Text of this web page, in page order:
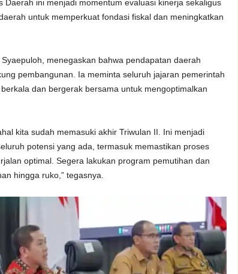
ini menjadi momentum evaluasi kinerja sekaligus
untuk memperkuat fondasi fiskal dan meningkatkan
, menegaskan bahwa pendapatan daerah
pembangunan. Ia meminta seluruh jajaran pemerintah
dan bergerak bersama untuk mengoptimalkan
kita sudah memasuki akhir Triwulan II. Ini menjadi
potensi yang ada, termasuk memastikan proses
optimal. Segera lakukan program pemutihan dan
hingga ruko,” tegasnya.